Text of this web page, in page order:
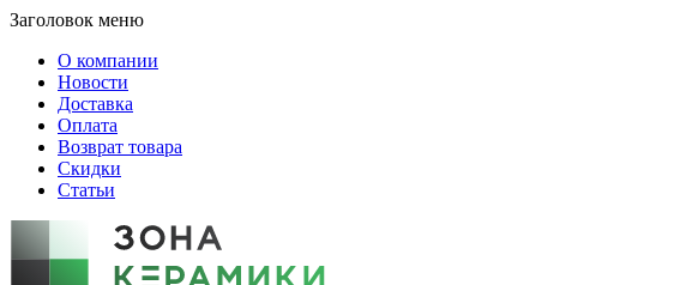
Заголовок меню
О компании
Новости
Доставка
Оплата
Возврат товара
Скидки
Статьи